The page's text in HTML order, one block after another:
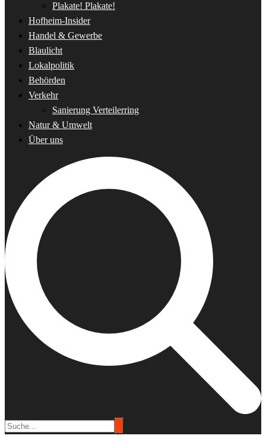
Plakate! Plakate!
Hofheim-Insider
Handel & Gewerbe
Blaulicht
Lokalpolitik
Behörden
Verkehr
Sanierung Verteilerring
Natur & Umwelt
Über uns